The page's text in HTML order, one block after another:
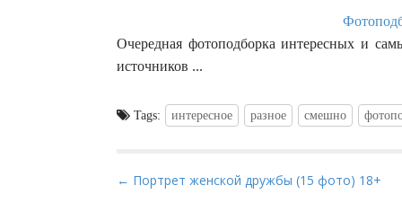
Очередная фотоподборка интересных и
источников ...
Tags: интересное разное смешно
P
← Портрет женской дружбы (15 фото) 18+